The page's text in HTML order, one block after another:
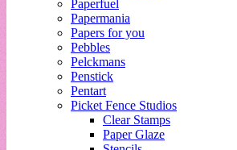
Paperfuel
Papermania
Papers for you
Pebbles
Pelckmans
Penstick
Pentart
Picket Fence Studios
Clear Stamps
Paper Glaze